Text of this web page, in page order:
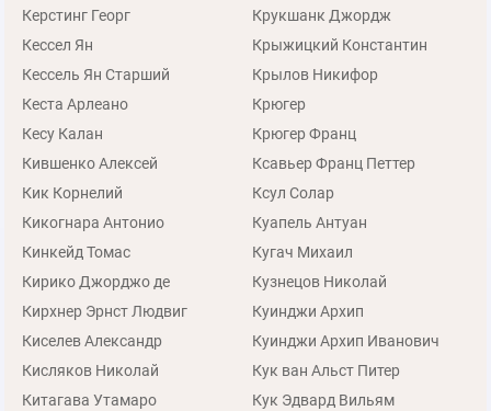
Керстинг Георг
Кессел Ян
Кессель Ян Старший
Кеста Арлеано
Кесу Калан
Кившенко Алексей
Кик Корнелий
Кикогнара Антонио
Кинкейд Томас
Кирико Джорджо де
Кирхнер Эрнст Людвиг
Киселев Александр
Кисляков Николай
Китагава Утамаро
Крукшанк Джордж
Крыжицкий Константин
Крылов Никифор
Крюгер
Крюгер Франц
Ксавьер Франц Петтер
Ксул Солар
Куапель Антуан
Кугач Михаил
Кузнецов Николай
Куинджи Архип
Куинджи Архип Иванович
Кук ван Альст Питер
Кук Эдвард Вильям